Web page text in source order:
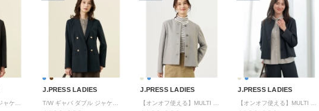
J.PRESS LADIES J.PRESS LADIES J.PRESS LADIES